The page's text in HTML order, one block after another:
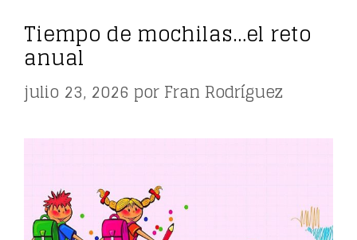
Tiempo de mochilas…el reto
anual
julio 23, 2026 porFran Rodríguez